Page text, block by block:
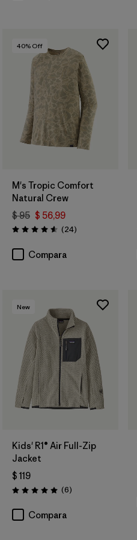
40% Off
M's Tropic Comfort
Natural Crew
$ 95 $ 56,99
Valoración: 4.6 / 5
(24Comentarios
)
Compara
New
Kids' R1® Air Full-Zip
Jacket
$ 119
Valoración: 5.0 / 5
(6Comentarios
)
Compara